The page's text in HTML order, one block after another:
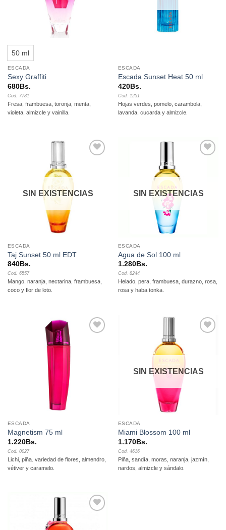
50 ml
ESCADA
Sexy Graffiti
680Bs.
Cod. 7781
Fresa, frambuesa, toronja, menta,
violeta, almizcle y vainilla.
ESCADA
Escada Sunset Heat 50 ml
420Bs.
Cod. 1251
Hojas verdes, pomelo, carambola,
lavanda, cucarda y almizcle.
SIN EXISTENCIAS
ESCADA
Taj Sunset 50 ml EDT
840Bs.
Cod. 6557
Mango, naranja, nectarina, frambuesa,
coco y flor de loto.
SIN EXISTENCIAS
ESCADA
Agua de Sol 100 ml
1.280Bs.
Cod. 8244
Helado, pera, frambuesa, durazno, rosa,
rosa y haba tonka.
ESCADA
Magnetism 75 ml
1.220Bs.
Cod. 0027
Lichi, piña. variedad de flores, almendro,
vétiver y caramelo.
SIN EXISTENCIAS
ESCADA
Miami Blossom 100 ml
1.170Bs.
Cod. 4616
Piña, sandía, moras, naranja, jazmín,
nardos, almizcle y sándalo.